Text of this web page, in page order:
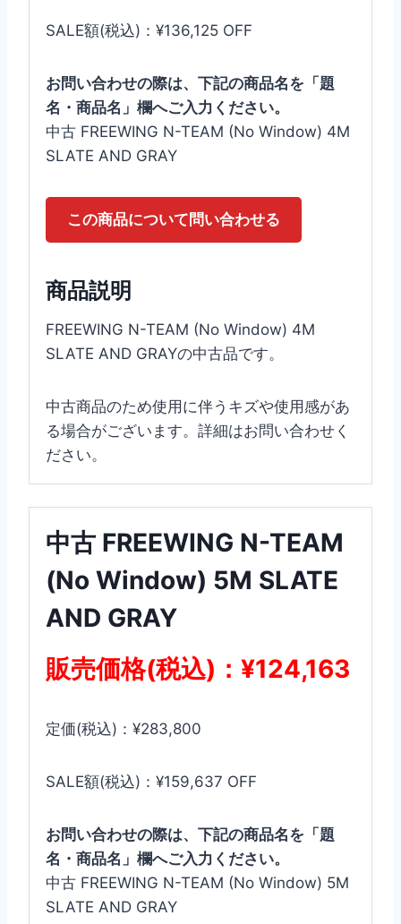
SALE額(税込)：¥136,125 OFF
お問い合わせの際は、下記の商品名を「題
名・商品名」欄へご入力ください。
中古 FREEWING N-TEAM (No Window) 4M
SLATE AND GRAY
この商品について問い合わせる
商品説明
FREEWING N-TEAM (No Window) 4M
SLATE AND GRAYの中古品です。
中古商品のため使用に伴うキズや使用感があ
る場合がございます。詳細はお問い合わせく
ださい。
中古 FREEWING N-TEAM
(No Window) 5M SLATE
AND GRAY
販売価格(税込)：¥124,163
定価(税込)：¥283,800
SALE額(税込)：¥159,637 OFF
お問い合わせの際は、下記の商品名を「題
名・商品名」欄へご入力ください。
中古 FREEWING N-TEAM (No Window) 5M
SLATE AND GRAY